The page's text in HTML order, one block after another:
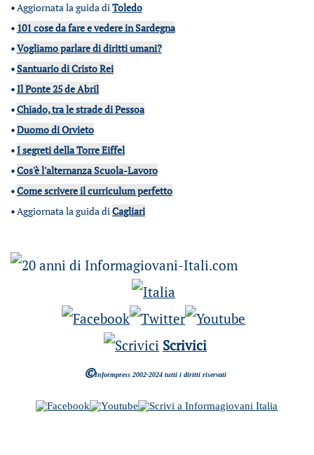
•Aggiornata la guida diToledo
• 101 cose da fare e vedere in Sardegna
•Vogliamo parlare di diritti umani?
•Santuario di Cristo Rei
•Il Ponte 25 de Abril
•Chiado, tra le strade di Pessoa
•Duomo di Orvieto
•I segreti della Torre Eiffel
•Cos'è l'alternanza Scuola-Lavoro
•Come scrivere il curriculum perfetto
•Aggiornata la guida diCagliari
Scrivici
©Informpress 2002-2024 tutti i diritti riservati